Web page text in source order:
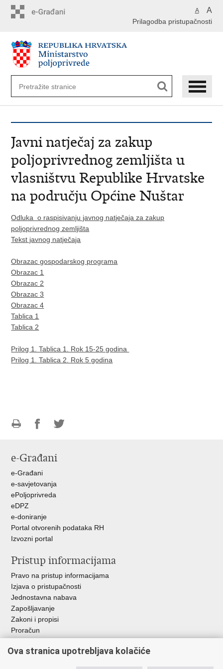
A A
Prilagodba pristupačnosti
Javni natječaj za zakup
poljoprivrednog zemljišta u
vlasništvu Republike Hrvatske
na području Općine Nuštar
Odluka o raspisivanju javnog natječaja za zakup
poljoprivrednog zemljišta
Tekst javnog natječaja
Obrazac gospodarskog programa
Obrazac 1
Obrazac 2
Obrazac 3
Obrazac 4
Tablica 1
Tablica 2
Prilog 1. Tablica 1. Rok 15-25 godina
Prilog 1. Tablica 2. Rok 5 godina
FacebookuTwitteru
e-Građani
e-Građani
e-savjetovanja
ePoljoprivreda
eDPZ
e-doniranje
Portal otvorenih podataka RH
Izvozni portal
Pristup informacijama
Pravo na pristup informacijama
Izjava o pristupačnosti
Jednostavna nabava
Zapošljavanje
Zakoni i propisi
Proračun
RH
Ova stranica upotrebljava kolačiće